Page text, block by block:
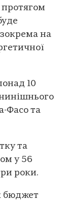
на
10
Фасо та
та
у 56
роки.
бюджет